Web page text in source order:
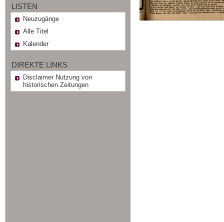
LISTEN
Neuzugänge
Alle Titel
Kalender
DIREKTE LINKS
Disclaimer Nutzung von
historischen Zeitungen